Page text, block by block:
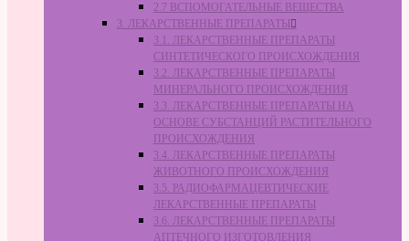
2.7 ВСПОМОГАТЕЛЬНЫЕ ВЕЩЕСТВА
3. ЛЕКАРСТВЕННЫЕ ПРЕПАРАТЫ
3.1. ЛЕКАРСТВЕННЫЕ ПРЕПАРАТЫ
СИНТЕТИЧЕСКОГО ПРОИСХОЖДЕНИЯ
3.2. ЛЕКАРСТВЕННЫЕ ПРЕПАРАТЫ
МИНЕРАЛЬНОГО ПРОИСХОЖДЕНИЯ
3.3. ЛЕКАРСТВЕННЫЕ ПРЕПАРАТЫ НА
ОСНОВЕ СУБСТАНЦИЙ РАСТИТЕЛЬНОГО
ПРОИСХОЖДЕНИЯ
3.4. ЛЕКАРСТВЕННЫЕ ПРЕПАРАТЫ
ЖИВОТНОГО ПРОИСХОЖДЕНИЯ
3.5. РАДИОФАРМАЦЕВТИЧЕСКИЕ
ЛЕКАРСТВЕННЫЕ ПРЕПАРАТЫ
3.6. ЛЕКАРСТВЕННЫЕ ПРЕПАРАТЫ
АПТЕЧНОГО ИЗГОТОВЛЕНИЯ